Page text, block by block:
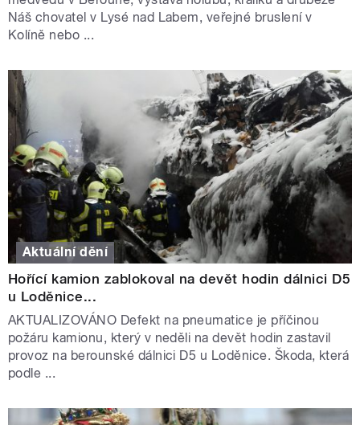
Náš chovatel v Lysé nad Labem, veřejné bruslení v
Kolíně nebo ...
Aktuální dění
Hořící kamion zablokoval na devět hodin dálnici D5
u Loděnice...
AKTUALIZOVÁNO Defekt na pneumatice je příčinou
požáru kamionu, který v neděli na devět hodin zastavil
provoz na berounské dálnici D5 u Loděnice. Škoda, která
podle ...